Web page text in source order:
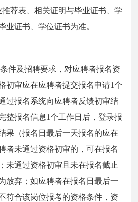
推荐表、相关证明与毕业证书、学
业证书、学位证书为准。
件及招聘要求，对应聘者报名资
初审应在应聘者提交报名申请1个
过报名系统向应聘者反馈初审结
整报名信息1个工作日后，登录报
果（报名日最后一天报名的应在
者未通过资格初审的，可在报名
未通过资格初审且未在报名截止
放弃；如应聘者在报名日最后一
符合该岗位报考的资格条件，资